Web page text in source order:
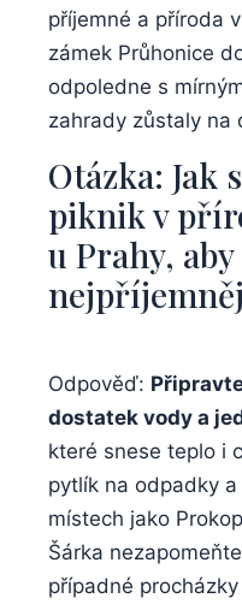
příjemné a příroda
zámek Průhonice
odpoledne s
‍zahrady zůstaly na
Otázka: Jak
piknik v‌
u​ Prahy,‌
Odpověď:‌
dostatek vody​ a
které snese teplo i
pytlík na⁢ odpadky
místech jako
Šárka
případné